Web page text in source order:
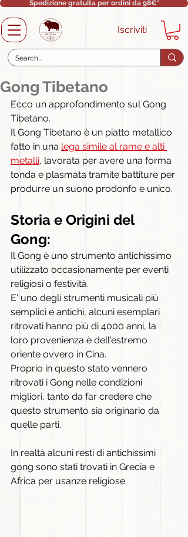
Spedizione gratuita per ordini da 98€*
Iscriviti
Gong Tibetano
Ecco un approfondimento sul Gong
Tibetano.
Il Gong Tibetano è un piatto metallico
fatto in una lega simile al rame e alti
metalli, lavorata per avere una forma
tonda e plasmata tramite battiture per
produrre un suono prodonfo e unico.
Storia e Origini del
Gong:
Il Gong è uno strumento antichissimo
utilizzato occasionamente per eventi
religiosi o festività.
E' uno degli strumenti musicali più
semplici e antichi, alcuni esemplari
ritrovati hanno più di 4000 anni, la
loro provenienza è dell'estremo
oriente ovvero in Cina.
Proprio in questo stato vennero
ritrovati i Gong nelle condizioni
migliori, tanto da far credere che
questo strumento sia originario da
quelle parti.
In realtà alcuni resti di antichissimi
gong sono stati trovati in Grecia e
Africa per usanze religiose.